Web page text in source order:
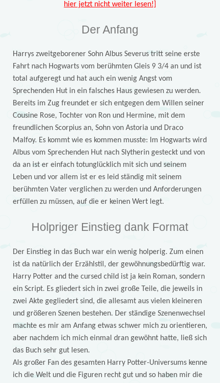
hier jetzt nicht weiter lesen!]
Der Anfang
Harrys zweitgeborener Sohn Albus Severus tritt seine erste
Fahrt nach Hogwarts vom berühmten Gleis 9 3/4 an und ist
total aufgeregt und hat auch ein wenig Angst vom
Sprechenden Hut in ein falsches Haus gewiesen zu werden.
Bereits im Zug freundet er sich entgegen dem Willen seiner
Cousine Rose, Tochter von Ron und Hermine, mit dem
freundlichen Scorpius an, Sohn von Astoria und Draco
Malfoy. Es kommt wie es kommen musste: Im Hogwarts wird
Albus vom Sprechenden Hut nach Slytherin gesteckt und von
da an ist er einfach totunglücklich mit sich und seinem
Leben und vor allem ist er es leid ständig mit seinem
berühmten Vater verglichen zu werden und Anforderungen
erfüllen zu müssen, auf die er keinen Wert legt.
Holpriger Einstieg dank Format
Der Einstieg in das Buch war ein wenig holperig. Zum einen
ist da natürlich der Erzählstil, der gewöhnungsbedürftig war.
Harry Potter and the cursed child ist ja kein Roman, sondern
ein Script. Es gliedert sich in zwei große Teile, die jeweils in
zwei Akte gegliedert sind, die allesamt aus vielen kleineren
und größeren Szenen bestehen. Der ständige Szenenwechsel
machte es mir am Anfang etwas schwer mich zu orientieren,
aber nachdem ich mich einmal dran gewöhnt hatte, ließ sich
das Buch sehr gut lesen.
Als großer Fan des gesamten Harry Potter-Universums kenne
ich die Welt und die Figuren recht gut und so haben mir die